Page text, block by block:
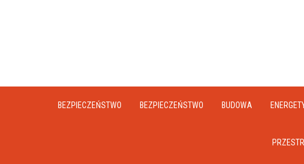
BEZPIECZEŃSTWO BEZPIECZEŃSTWO BUDOWA